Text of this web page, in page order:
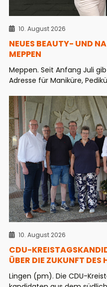
10. August 2026
NEUES BEAUTY- UND
MEPPEN
Meppen. Seit Anfang Juli
Adresse für Maniküre,
10. August 2026
CDU-
ÜBER DIE ZUKUNFT DES
Lingen (pm). Die CDU-